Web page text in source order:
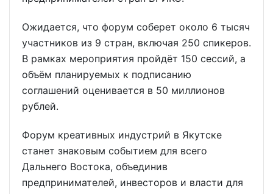
Ожидается, что форум соберет около 6 тысяч
участников из 9 стран, включая 250 спикеров.
В рамках мероприятия пройдёт 150 сессий, а
объём планируемых к подписанию
соглашений оценивается в 50 миллионов
рублей.
Форум креативных индустрий в Якутске
станет знаковым событием для всего
Дальнего Востока, объединив
предпринимателей, инвесторов и власти для